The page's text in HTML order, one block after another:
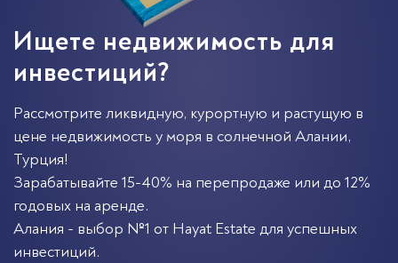
Ищете недвижимость для
инвестиций?
Рассмотрите ликвидную, курортную и растущую в
цене недвижимость у моря в солнечной Алании,
Турция!
Зарабатывайте 15-40% на перепродаже или до 12%
годовых на аренде.
Алания - выбор №1 от Hayat Estate для успешных
инвестиций.